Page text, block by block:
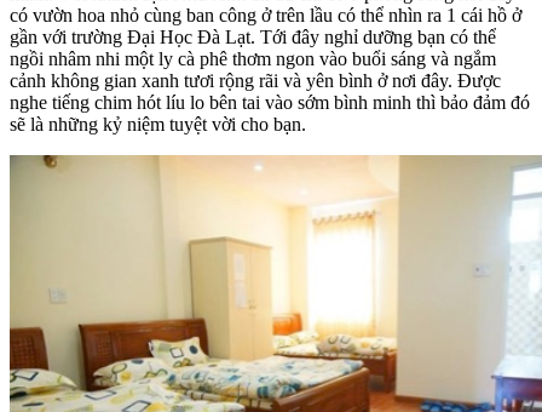
có vườn hoa nhỏ cùng ban công ở trên lầu có thể nhìn ra 1 cái hồ ở
gần với trường Đại Học Đà Lạt. Tới đây nghỉ dưỡng bạn có thể
ngồi nhâm nhi một ly cà phê thơm ngon vào buổi sáng và ngắm
cảnh không gian xanh tươi rộng rãi và yên bình ở nơi đây. Được
nghe tiếng chim hót líu lo bên tai vào sớm bình minh thì bảo đảm đó
sẽ là những kỷ niệm tuyệt vời cho bạn.